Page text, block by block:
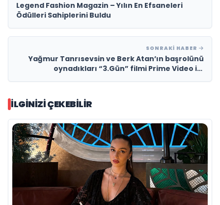
Legend Fashion Magazin – Yılın En Efsaneleri
Ödülleri Sahiplerini Buldu
SONRAKI HABER
Yağmur Tanrısevsin ve Berk Atan’ın başrolünü
oynadıkları “3.Gün” filmi Prime Video ile
İLGINIZI ÇEKEBILIR